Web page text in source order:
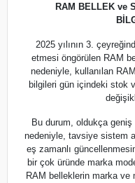
RAM BELLEK ve
2025 yılının 3.
etmesi öngörülen RAM
nedeniyle, kullanılan
bilgileri gün içindeki stok
Bu durum, oldukça
nedeniyle, tavsiye sistem
eş zamanlı
bir çok üründe marka
RAM belleklerin marka ve